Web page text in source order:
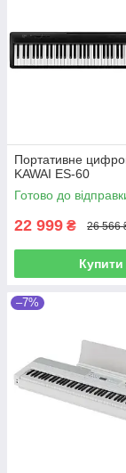
Портативне
KAWAI ES-60
Готово до
22 999 ₴ 26 566
Купити
–7%